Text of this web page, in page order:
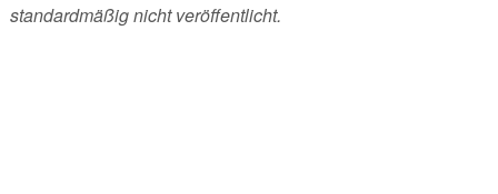
standardmäßig nicht veröffentlicht.